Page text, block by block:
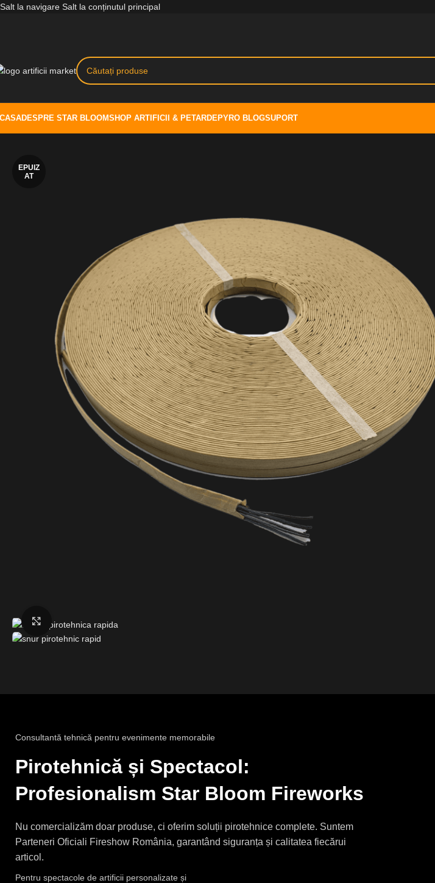
Salt la navigare Salt la conținutul principal
DESPRE STAR BLOOMSHOP ARTIFICII & PETARDEPYRO BLOGSUPORT
EPUIZ
AT
Fă clic pentru a mări
Consultantă tehnică pentru evenimente memorabile
Pirotehnică și Spectacol:
Profesionalism Star Bloom Fireworks
Nu comercializăm doar produse, ci oferim soluții pirotehnice complete. Suntem
Parteneri Oficiali Fireshow România, garantând siguranța și calitatea fiecărui
articol.
Pentru spectacole de artificii personalizate și